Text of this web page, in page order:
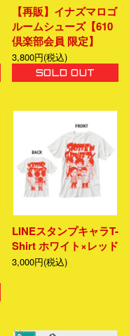
【再販】イナズマロゴ
ルームシューズ【610
倶楽部会員 限定】
3,800円(税込)
SOLD OUT
LINEスタンプキャラT-
Shirt ホワイト×レッド
3,000円(税込)